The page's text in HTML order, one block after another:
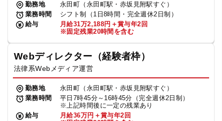
勤務地
永田町（永田町駅・赤坂見附駅すぐ）
業務時間
シフト制（1日8時間・完全週休2日制）
給与
月給31万2,188円＋賞与年2回
※固定残業20時間を含む
Webディレクター（経験者枠）
法律系Webメディア運営
勤務地
永田町（永田町駅・赤坂見附駅すぐ）
業務時間
平日7時45分～16時45分（完全週休2日制）
※上記時間後に一定の残業あり
給与
月給36万円＋賞与年2回